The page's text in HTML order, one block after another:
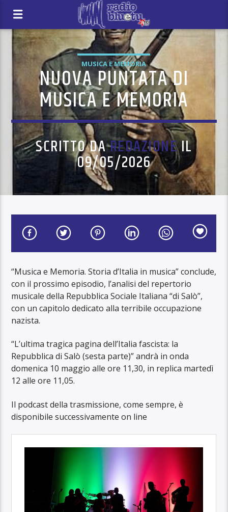
MUSICA E MEMORIA
NUOVA PUNTATA DI
MUSICA E MEMORIA
SCRITTO DAREDAZIONEIL
09/05/2026
“Musica e Memoria. Storia d’Italia in musica” conclude,
con il prossimo episodio, l’analisi del repertorio
musicale della Repubblica Sociale Italiana “di Salò”,
con un capitolo dedicato alla terribile occupazione
nazista.
“L’ultima tragica pagina dell’Italia fascista: la
Repubblica di Salò (sesta parte)” andrà in onda
domenica 10 maggio alle ore 11,30, in replica martedì
12 alle ore 11,05.
Il podcast della trasmissione, come sempre, è
disponibile successivamente on line